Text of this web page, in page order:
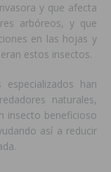
y que afecta
arbóreos, y que
en las hojas y
estos insectos.
han
naturales,
insecto beneficioso
así a reducir